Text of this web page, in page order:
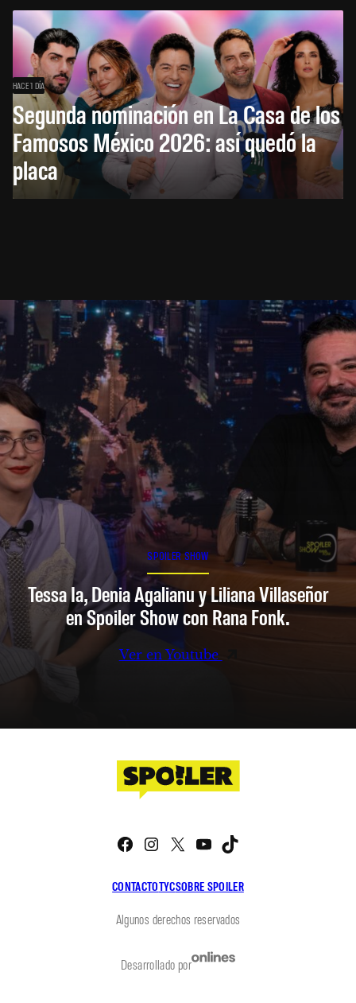
HACE 1 DÍA
Segunda nominación en La Casa de los
Famosos México 2026: así quedó la
placa
SPOILER SHOW
Tessa Ia, Denia Agalianu y Liliana Villaseñor
en Spoiler Show con Rana Fonk.
Ver en Youtube
CONTACTOTYCSOBRE SPOILER
Facebook
Instagram
X YouTube
Algunos derechos reservados
Desarrollado por